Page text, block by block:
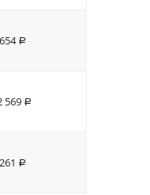
Р
569 Р
Р